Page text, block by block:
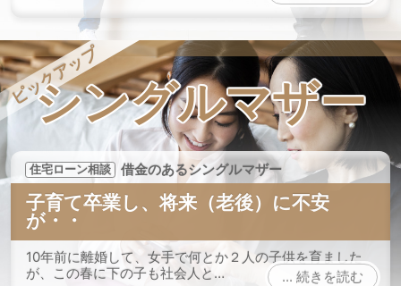
ピックアップ
シングルマザー
住宅ローン相談 借金のあるシングルマザー
子育て卒業し、将来（老後）に不安
が・・
10年前に離婚して、女手で何とか２人の子供を育ました
が、この春に下の子も社会人と…
続きを読む